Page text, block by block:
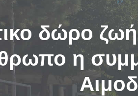
δώρο
η